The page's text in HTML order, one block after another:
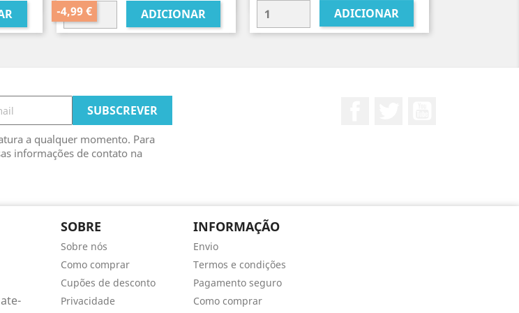
normal
-4,99 €
ADICIONAR
ADICIONAR
a qualquer momento. Para
informações de contato na
SOBRE
Sobre nós
Como comprar
Cupões de desconto
Privacidade
INFORMAÇÃO
Envio
Termos e condições
Pagamento seguro
Como comprar